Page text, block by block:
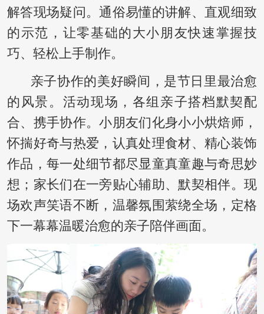
解答现场疑问。通俗易懂的讲解、直观细致
的示范，让零基础的大小朋友快速掌握技
巧、轻松上手制作。
亲子协作的美好瞬间，是节日里最治愈
的风景。活动现场，各组亲子搭档默契配
合、携手协作。小朋友们化身小小烘焙师，
怀揣好奇与热爱，认真处理食材、精心装饰
作品，每一处细节都尽显童真童趣与奇思妙
想；家长们在一旁贴心辅助、默契相伴。现
场欢声笑语不断，温馨氛围萦绕全场，定格
下一幕幕温暖治愈的亲子陪伴画面。